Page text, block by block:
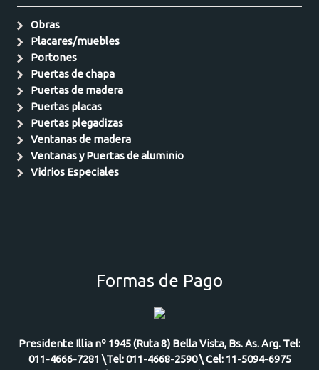
Obras
Placares/muebles
Portones
Puertas de chapa
Puertas de madera
Puertas placas
Puertas plegadizas
Ventanas de madera
Ventanas y Puertas de aluminio
Vidrios Especiales
Formas de Pago
Presidente Illia nº 1945 (Ruta 8) Bella Vista, Bs. As. Arg. Tel:
011-4666-7281 \Tel: 011-4668-2590 \ Cel: 11-5094-6975